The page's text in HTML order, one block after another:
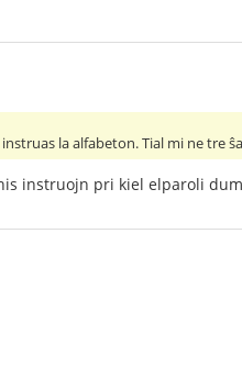
la alfabeton. Tial mi ne tre
instruojn pri kiel elparoli